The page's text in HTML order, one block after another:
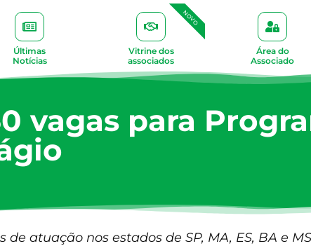
Últimas
Notícias
Vitrine dos
associados
NOVO
Área do
Associado
vagas para
atuação nos estados de SP, MA, ES, BA e MS